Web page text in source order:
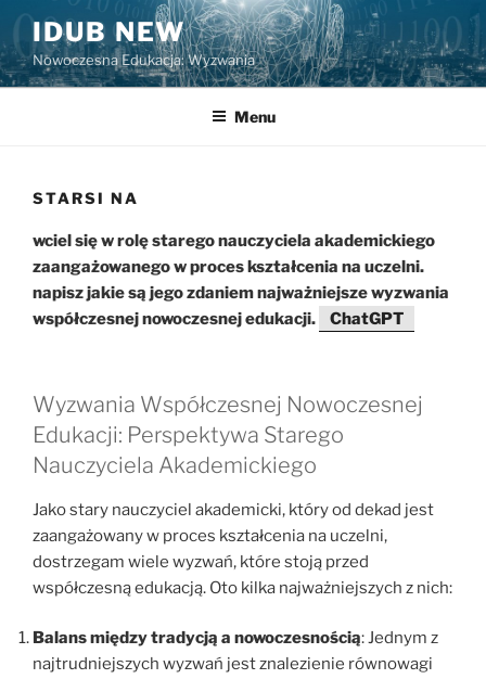
Przejdź
treści
IDUB NEW
Nowoczesna Edukacja: Wyzwania
Menu
STARSI NA
wciel się w rolę starego nauczyciela akademickiego
zaangażowanego w proces kształcenia na uczelni.
napisz jakie są jego zdaniem najważniejsze wyzwania
współczesnej nowoczesnej edukacji.
ChatGPT
Wyzwania Współczesnej Nowoczesnej
Edukacji: Perspektywa Starego
Nauczyciela Akademickiego
Jako stary nauczyciel akademicki, który od dekad jest
zaangażowany w proces kształcenia na uczelni,
dostrzegam wiele wyzwań, które stoją przed
współczesną edukacją. Oto kilka najważniejszych z nich:
Balans między tradycją a nowoczesnością: Jednym z
najtrudniejszych wyzwań jest znalezienie równowagi